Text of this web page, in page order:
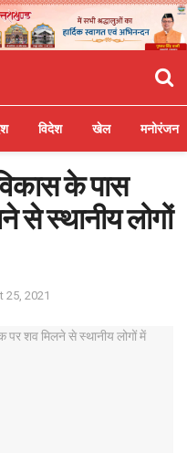
विदेश खेल मनोरंजन
के पास
से स्थानीय लोगों
25, 2021